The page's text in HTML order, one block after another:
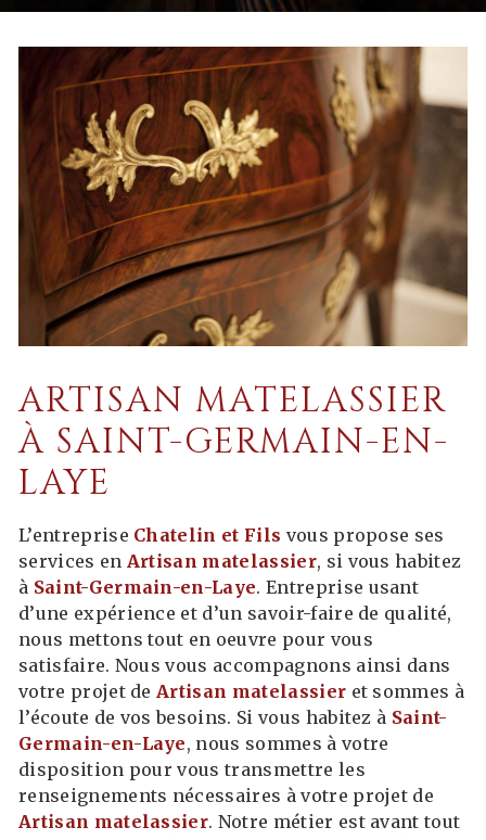
ARTISAN MATELASSIER
À SAINT-GERMAIN-EN-
LAYE
L’entreprise Chatelin et Fils vous propose ses
services en Artisan matelassier, si vous habitez
à Saint-Germain-en-Laye. Entreprise usant
d’une expérience et d’un savoir-faire de qualité,
nous mettons tout en oeuvre pour vous
satisfaire. Nous vous accompagnons ainsi dans
votre projet deArtisan matelassier et sommes à
l’écoute de vos besoins. Si vous habitez à Saint-
Germain-en-Laye, nous sommes à votre
disposition pour vous transmettre les
renseignements nécessaires à votre projet de
Artisan matelassier. Notre métier est avant tout